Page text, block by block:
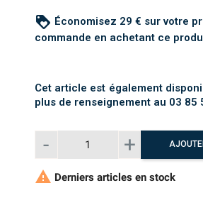
loyalty Économisez 29 € sur votre
commande en achetant ce
Cet article est également
plus de renseignement au 03 85
 Derniers articles en stock